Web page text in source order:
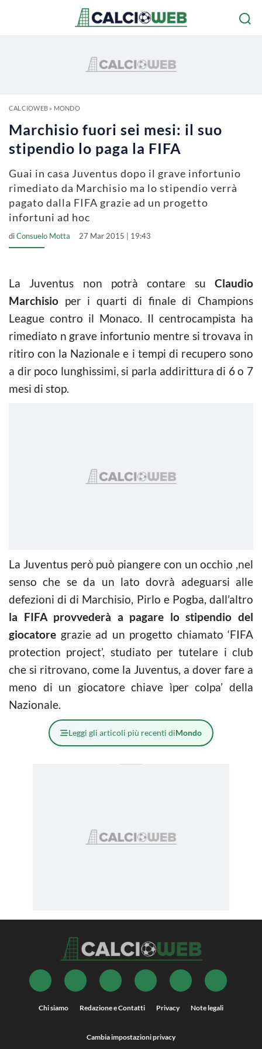
CALCIOWEB» MONDO
Marchisio fuori sei mesi: il suo
stipendio lo paga la FIFA
Guai in casa Juventus dopo il grave infortunio
rimediato da Marchisio ma lo stipendio verrà
pagato dalla FIFA grazie ad un progetto
infortuni ad hoc
diConsuelo Motta 27 Mar 2015 | 19:43
La Juventus non potrà contare su Claudio
Marchisio per i quarti di finale di Champions
League contro il Monaco. Il centrocampista ha
rimediato n grave infortunio mentre si trovava in
ritiro con la Nazionale e i tempi di recupero sono
a dir poco lunghissimi, si parla addirittura di 6 o 7
mesi di stop.
La Juventus però può piangere con un occhio ,nel
senso che se da un lato dovrà adeguarsi alle
defezioni di di Marchisio, Pirlo e Pogba, dall’altro
la FIFA provvederà a pagare lo stipendio del
giocatore grazie ad un progetto chiamato ‘FIFA
protection project’, studiato per tutelare i club
che si ritrovano, come la Juventus, a dover fare a
meno di un giocatore chiave ìper colpa’ della
Nazionale.
Leggi gli articoli più recenti diMondo
Chi siamo Redazione e Contatti Privacy Note legali
Cambia impostazioni privacy